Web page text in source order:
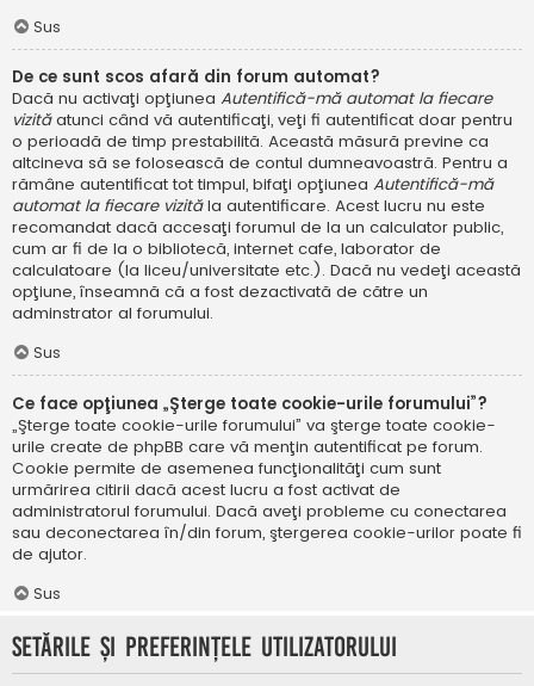
Sus
De ce sunt scos afară din forum automat?
Dacă nu activaţi opţiunea Autentifică-mă automat la fiecare
vizităatunci când vă autentificaţi, veţi fi autentificat doar pentru
o perioadă de timp prestabilită. Această măsură previne ca
altcineva să se folosească de contul dumneavoastră. Pentru a
rămâne autentificat tot timpul, bifaţi opţiunea Autentifică-mă
automat la fiecare vizităla autentificare. Acest lucru nu este
recomandat dacă accesaţi forumul de la un calculator public,
cum ar fi de la o bibliotecă, internet cafe, laborator de
calculatoare (la liceu/universitate etc.). Dacă nu vedeţi această
opţiune, înseamnă că a fost dezactivată de către un
adminstrator al forumului.
Sus
Ce face opţiunea „Şterge toate cookie-urile forumului”?
„Şterge toate cookie-urile forumului” va şterge toate cookie-
urile create de phpBB care vă menţin autentificat pe forum.
Cookie permite de asemenea funcţionalităţi cum sunt
urmărirea citirii dacă acest lucru a fost activat de
administratorul forumului. Dacă aveţi probleme cu conectarea
sau deconectarea în/din forum, ştergerea cookie-urilor poate fi
de ajutor.
Sus
Setările şi preferinţele utilizatorului